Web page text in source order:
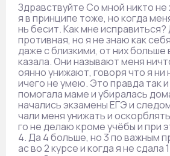
Здравствуйте Со мной никто
я в принципе тоже, но когда
нь бесит. Как мне
противная, но я не знаю как
даже с близкими, от них больше
казала. Они называют меня
оянно унижают, говоря что я ни
ичего не умею. Это правда так
помогала маме и убиралась
начались экзамены ЕГЭ и
чали меня унижать и
го не делаю кроме учёбы и при
4. Да 4 больше, но 3 по важным
ас во 2 курсе и когда я не сдала